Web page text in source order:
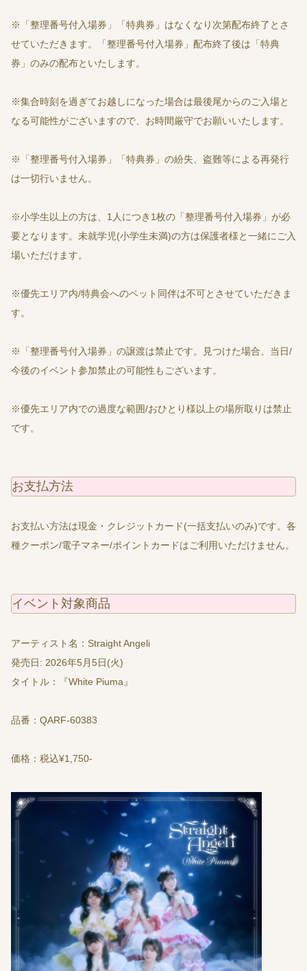
※「整理番号付入場券」「特典券」はなくなり次第配布終了とさ
せていただきます。「整理番号付入場券」配布終了後は「特典
券」のみの配布といたします。
※集合時刻を過ぎてお越しになった場合は最後尾からのご入場と
なる可能性がございますので、お時間厳守でお願いいたします。
※「整理番号付入場券」「特典券」の紛失、盗難等による再発行
は一切行いません。
※小学生以上の方は、1人につき1枚の「整理番号付入場券」が必
要となります。未就学児(小学生未満)の方は保護者様と一緒にご入
場いただけます。
※優先エリア内/特典会へのペット同伴は不可とさせていただきま
す。
※「整理番号付入場券」の譲渡は禁止です。見つけた場合、当日/
今後のイベント参加禁止の可能性もございます。
※優先エリア内での過度な範囲/おひとり様以上の場所取りは禁止
です。
お支払方法
お支払い方法は現金・クレジットカード(一括支払いのみ)です。各
種クーポン/電子マネー/ポイントカードはご利用いただけません。
イベント対象商品
アーティスト名：Straight Angeli
発売日: 2026年5月5日(火)
タイトル：『White Piuma』
品番：QARF-60383
価格：税込¥1,750-